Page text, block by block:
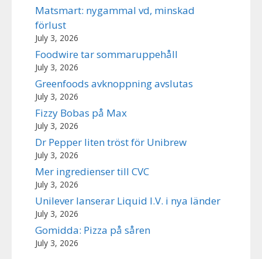
Matsmart: nygammal vd, minskad
förlust
July 3, 2026
Foodwire tar sommaruppehåll
July 3, 2026
Greenfoods avknoppning avslutas
July 3, 2026
Fizzy Bobas på Max
July 3, 2026
Dr Pepper liten tröst för Unibrew
July 3, 2026
Mer ingredienser till CVC
July 3, 2026
Unilever lanserar Liquid I.V. i nya länder
July 3, 2026
Gomidda: Pizza på såren
July 3, 2026